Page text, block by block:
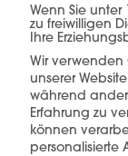
Wenn Sie
zu freiwilligen
Ihre
Wir
unserer
während
Erfahrung zu
können
personalisierte